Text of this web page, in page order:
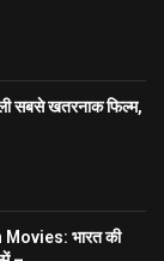
सबसे खतरनाक फिल्म,
भारत की